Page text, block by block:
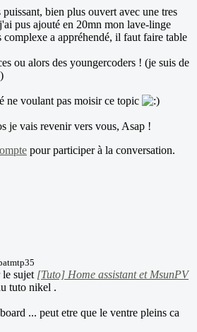
bien plus ouvert avec une tres
pus ajouté en 20mn mon lave-linge
a appréhendé, il faut faire table
ou alors des youngercoders ! (je suis de
ne voulant pas moisir ce topic
je vais revenir vers vous, Asap !
pour participer à la conversation.
le sujet [Tuto] Home assistant et MsunPV
tuto nikel .
... peut etre que le ventre pleins ca